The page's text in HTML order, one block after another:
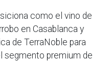
como el vino de
en Casablanca y
de TerraNoble para
segmento premium de